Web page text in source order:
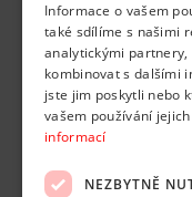
Informace o vašem
také sdílíme s našimi
analytickými
kombinovat s dalšími
jste jim poskytli nebo
vašem používání
informací
NEZBYTNĚ